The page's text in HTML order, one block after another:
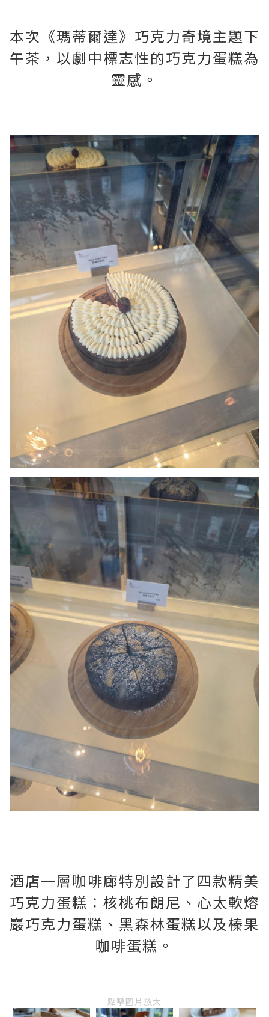
本次《瑪蒂爾達》巧克力奇境主題下
午茶，以劇中標志性的巧克力蛋糕為
靈感。
酒店一層咖啡廊特別設計了四款精美
巧克力蛋糕：核桃布朗尼、心太軟熔
巖巧克力蛋糕、黑森林蛋糕以及榛果
咖啡蛋糕。
點擊圖片放大